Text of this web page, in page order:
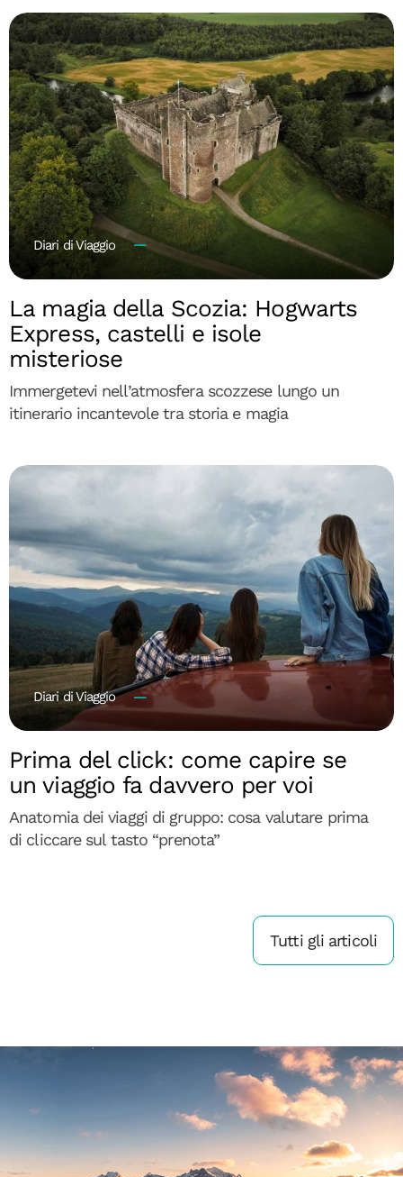
Diari di Viaggio
La magia della Scozia: Hogwarts
Express, castelli e isole
misteriose
Immergetevi nell’atmosfera scozzese lungo un
itinerario incantevole tra storia e magia
Diari di Viaggio
Prima del click: come capire se
un viaggio fa davvero per voi
Anatomia dei viaggi di gruppo: cosa valutare prima
di cliccare sul tasto “prenota”
Tutti gli articoli